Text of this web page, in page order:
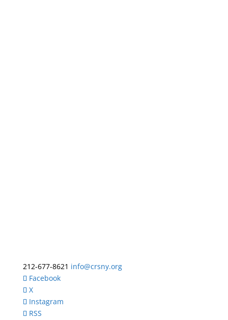
212-677-8621 info@crsny.org
Facebook
X
Instagram
RSS